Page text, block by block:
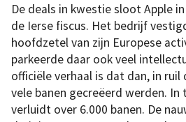
De deals in kwestie sloot Apple
de Ierse fiscus. Het bedrijf
hoofdzetel van zijn Europese
parkeerde daar ook veel
officiële verhaal is dat dan, in ruil
vele banen gecreëerd werden.
verluidt over 6.000 banen. De